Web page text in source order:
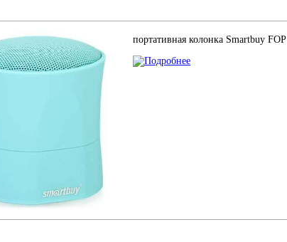
портативная колонка Smartbuy FOP